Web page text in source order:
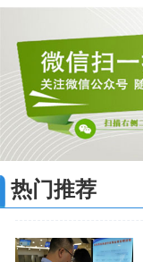
热门推荐